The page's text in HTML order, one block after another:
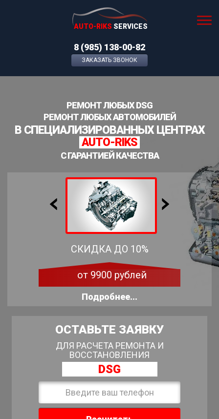
AUTO-RIKS SERVICES
8 (985) 138-00-82
ЗАКАЗАТЬ ЗВОНОК
РЕМОНТ ЛЮБЫХ DSG
РЕМОНТ ЛЮБЫХ АВТОМОБИЛЕЙ
В СПЕЦИАЛИЗИРОВАННЫХ ЦЕНТРАХ
AUTO-RIKS
С ГАРАНТИЕЙ КАЧЕСТВА
СКИДКА ДО 10%
от 9900 рублей
Подробнее...
ОСТАВЬТЕ ЗАЯВКУ
ДЛЯ РАСЧЕТА РЕМОНТА И
ВОССТАНОВЛЕНИЯ
DSG